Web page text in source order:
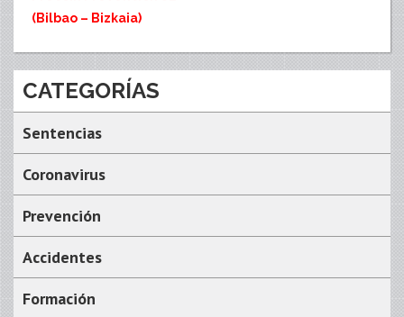
(Bilbao – Bizkaia)
CATEGORÍAS
Sentencias
Coronavirus
Prevención
Accidentes
Formación